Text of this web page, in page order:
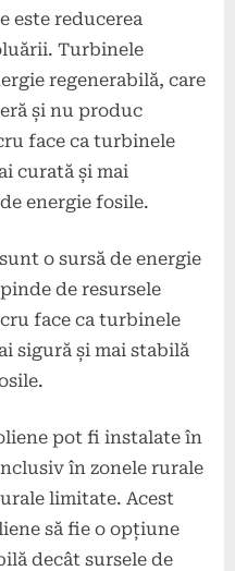
este reducerea
Turbinele
regenerabilă, care
și nu produc
face ca turbinele
curată și mai
energie fosile.
o sursă de energie
de resursele
face ca turbinele
sigură și mai stabilă
pot fi instalate în
în zonele rurale
limitate. Acest
să fie o opțiune
decât sursele de